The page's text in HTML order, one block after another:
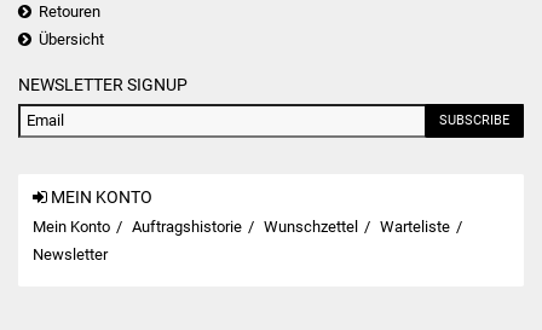
Retouren
Übersicht
NEWSLETTER SIGNUP
SUBSCRIBE
MEIN KONTO
Mein Konto Auftragshistorie Wunschzettel
Warteliste
Newsletter